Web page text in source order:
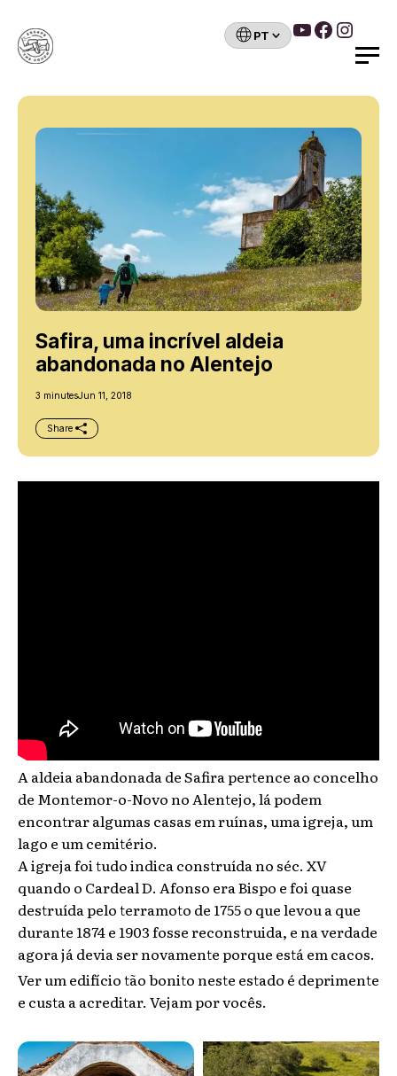
content
Search
Escolha
um
YouTube
Safira, uma incrível aldeia
abandonada no Alentejo
3 minutesJun 11, 2018
Share
A aldeia abandonada de Safira pertence ao concelho
de Montemor-o-Novo no Alentejo, lá podem
encontrar algumas casas em ruínas, uma igreja, um
lago e um cemitério.
A igreja foi tudo indica construída no séc. XV
quando o Cardeal D. Afonso era Bispo e foi quase
destruída pelo terramoto de 1755 o que levou a que
durante 1874 e 1903 fosse reconstruida, e na verdade
agora já devia ser novamente porque está em cacos.
Ver um edifício tão bonito neste estado é deprimente
e custa a acreditar. Vejam por vocês.